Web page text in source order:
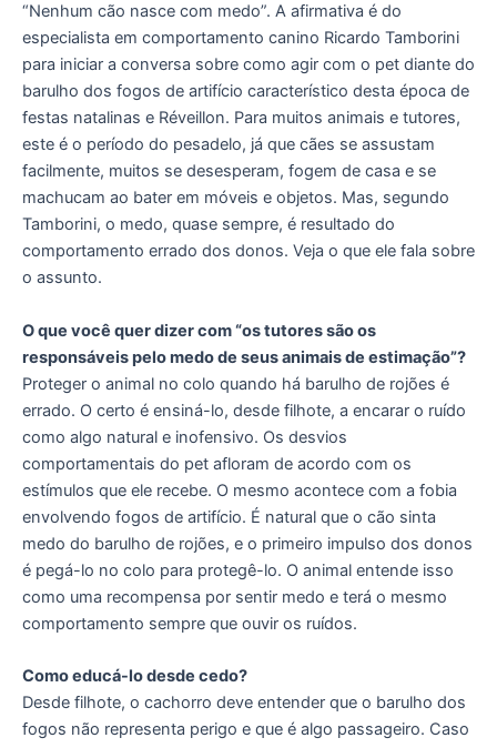
“Nenhum cão nasce com medo”. A afirmativa é do
especialista em comportamento canino Ricardo Tamborini
para iniciar a conversa sobre como agir com o pet diante do
barulho dos fogos de artifício característico desta época de
festas natalinas e Réveillon. Para muitos animais e tutores,
este é o período do pesadelo, já que cães se assustam
facilmente, muitos se desesperam, fogem de casa e se
machucam ao bater em móveis e objetos. Mas, segundo
Tamborini, o medo, quase sempre, é resultado do
comportamento errado dos donos. Veja o que ele fala sobre
o assunto.
O que você quer dizer com “os tutores são os
responsáveis pelo medo de seus animais de estimação”?
Proteger o animal no colo quando há barulho de rojões é
errado. O certo é ensiná-lo, desde filhote, a encarar o ruído
como algo natural e inofensivo. Os desvios
comportamentais do pet afloram de acordo com os
estímulos que ele recebe. O mesmo acontece com a fobia
envolvendo fogos de artifício. É natural que o cão sinta
medo do barulho de rojões, e o primeiro impulso dos donos
é pegá-lo no colo para protegê-lo. O animal entende isso
como uma recompensa por sentir medo e terá o mesmo
comportamento sempre que ouvir os ruídos.
Como educá-lo desde cedo?
Desde filhote, o cachorro deve entender que o barulho dos
fogos não representa perigo e que é algo passageiro. Caso